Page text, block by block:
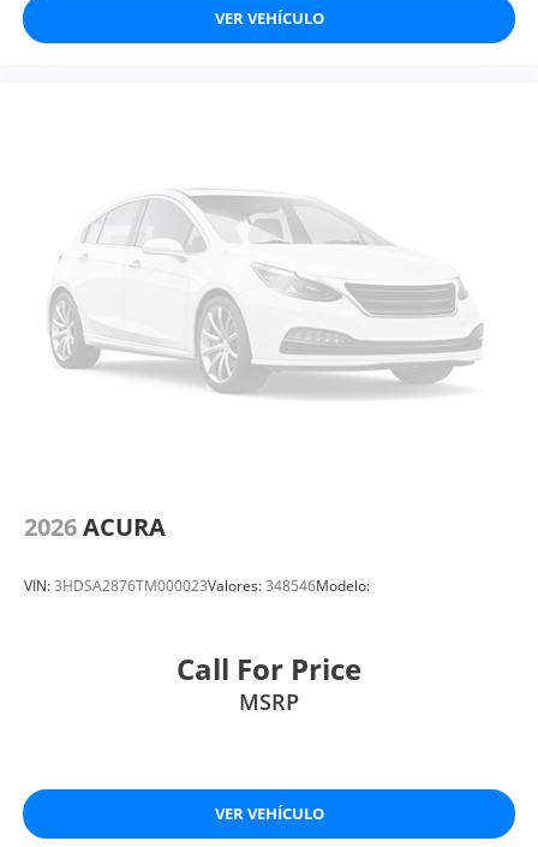
VER VEHÍCULO
2026ACURA
VIN:3HDSA2876TM000023Valores:348546Modelo:
Call For Price
MSRP
VER VEHÍCULO